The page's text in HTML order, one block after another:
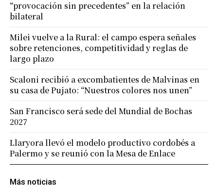
Más noticias
“provocación sin precedentes” en la relación
bilateral
Milei vuelve a la Rural: el campo espera señales
sobre retenciones, competitividad y reglas de
largo plazo
Scaloni recibió a excombatientes de Malvinas en
su casa de Pujato: “Nuestros colores nos unen”
San Francisco será sede del Mundial de Bochas
2027
Llaryora llevó el modelo productivo cordobés a
Palermo y se reunió con la Mesa de Enlace